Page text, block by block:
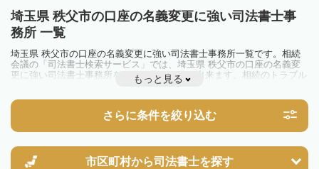
埼玉県 秩父市の口座の名義変更に強い司法書士事
務所 一覧
埼玉県 秩父市の口座の名義変更に強い司法書士事務所一覧です。相続
会議の「司法書士検索サービス」では、埼玉県 秩父市の口座の名義変
更に強い司法書士事務所を一覧で見ることが出来ます。相続のトラブル
やお悩みを抱えている方は一度近隣の司法書士に相談してみましょう。
もっと見る
さらに条件を絞り込む
市区町村から司法書士を探す